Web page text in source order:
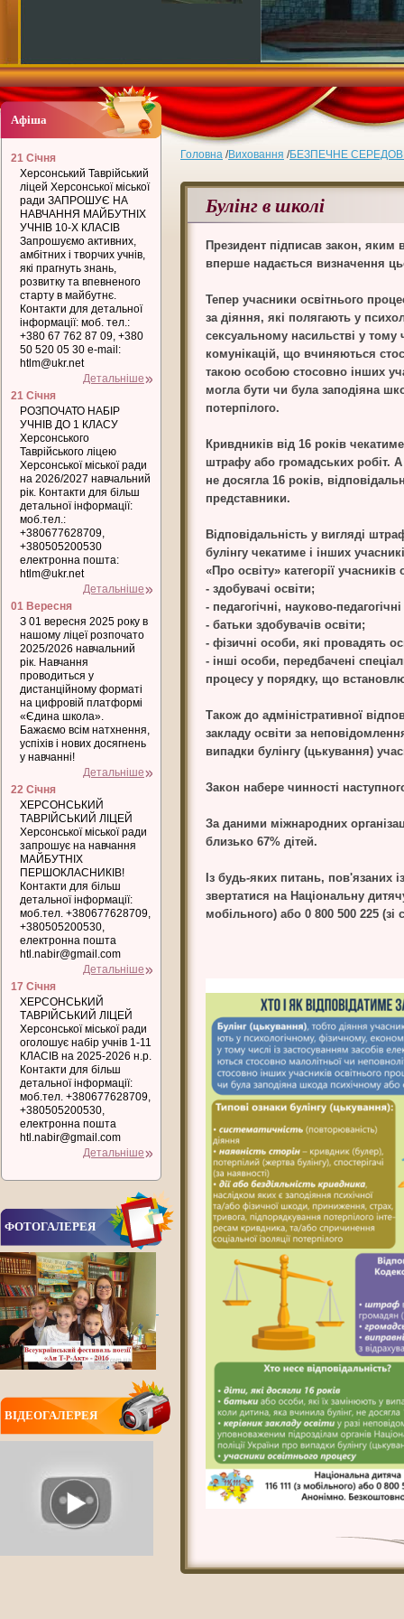
Головна /Виховання /БЕЗПЕЧНЕ
Булінг в школі
Президент підписав закон, яким
вперше надається визначення
Тепер учасники освітнього
за діяння, які полягають у
сексуальному насильстві у тому
комунікацій, що вчиняються
такою особою стосовно інших
могла бути чи була заподіяна
потерпілого.
Кривдників від 16 років
штрафу або громадських робіт.
не досягла 16 років,
представники.
Відповідальність у вигляді
булінгу чекатиме і інших
«Про освіту» категорії
- здобувачі освіти;
- педагогічні, науково-
- батьки здобувачів освіти;
- фізичні особи, які провадять
- інші особи, передбачені
процесу у порядку, що
Також до адміністративної
закладу освіти за
випадки булінгу (цькування)
Закон набере чинності
За даними міжнародних
близько 67% дітей.
Із будь-яких питань, пов'язаних
звертатися на Національну
мобільного) або 0 800 500 225 (зі
Афіша
21 Січня
Херсонський Таврійський
ліцей Херсонської міської
ради ЗАПРОШУЄ НА
НАВЧАННЯ МАЙБУТНІХ
УЧНІВ 10-Х КЛАСІВ
Запрошуємо активних,
амбітних і творчих учнів,
які прагнуть знань,
розвитку та впевненого
старту в майбутнє.
Контакти для детальної
інформації: моб. тел.:
+380 67 762 87 09, +380
50 520 05 30 e-mail:
htlm@ukr.net
Детальніше
21 Січня
РОЗПОЧАТО НАБІР
УЧНІВ ДО 1 КЛАСУ
Херсонського
Таврійського ліцею
Херсонської міської ради
на 2026/2027 навчальний
рік. Контакти для більш
детальної інформації:
моб.тел.:
+380677628709,
+380505200530
електронна пошта:
htlm@ukr.net
Детальніше
01 Вересня
З 01 вересня 2025 року в
нашому ліцеї розпочато
2025/2026 навчальний
рік. Навчання
проводиться у
дистанційному форматі
на цифровій платформі
«Єдина школа».
Бажаємо всім натхнення,
успіхів і нових досягнень
у навчанні!
Детальніше
22 Січня
ХЕРСОНСЬКИЙ
ТАВРІЙСЬКИЙ ЛІЦЕЙ
Херсонської міської ради
запрошує на навчання
МАЙБУТНІХ
ПЕРШОКЛАСНИКІВ!
Контакти для більш
детальної інформації:
моб.тел. +380677628709,
+380505200530,
електронна пошта
htl.nabir@gmail.com
Детальніше
17 Січня
ХЕРСОНСЬКИЙ
ТАВРІЙСЬКИЙ ЛІЦЕЙ
Херсонської міської ради
оголошує набір учнів 1-11
КЛАСІВ на 2025-2026 н.р.
Контакти для більш
детальної інформації:
моб.тел. +380677628709,
+380505200530,
електронна пошта
htl.nabir@gmail.com
Детальніше
ФОТОГАЛЕРЕЯ
ВIДЕОГАЛЕРЕЯ